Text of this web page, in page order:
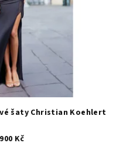
šaty Christian Koehlert
Kč